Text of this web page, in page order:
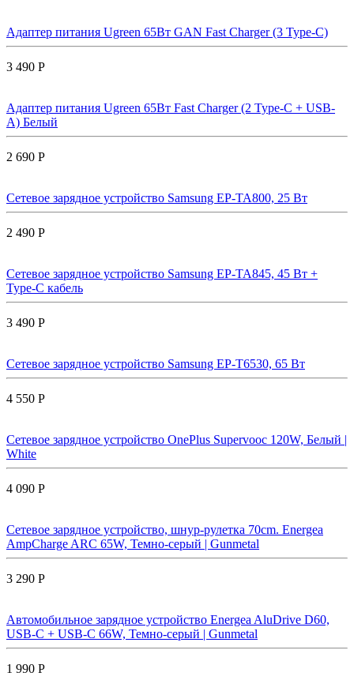
Адаптер питания Ugreen 65Вт GAN Fast Charger (3 Type-C)
3 490 Р
Адаптер питания Ugreen 65Вт Fast Charger (2 Type-C + USB-
A) Белый
2 690 Р
Сетевое зарядное устройство Samsung EP-TA800, 25 Вт
2 490 Р
Сетевое зарядное устройство Samsung EP-TA845, 45 Вт +
Type-C кабель
3 490 Р
Сетевое зарядное устройство Samsung EP-T6530, 65 Вт
4 550 Р
Сетевое зарядное устройство OnePlus Supervooc 120W, Белый |
White
4 090 Р
Сетевое зарядное устройство, шнур-рулетка 70cm. Energea
AmpCharge ARC 65W, Темно-серый | Gunmetal
3 290 Р
Автомобильное зарядное устройство Energea AluDrive D60,
USB-C + USB-С 66W, Темно-серый | Gunmetal
1 990 Р